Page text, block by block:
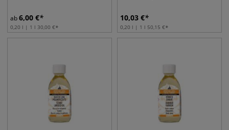
ab6,00 €
0,20 l | 1 l 30,00 €
10,03 €
0,20 l | 1 l 50,15 €